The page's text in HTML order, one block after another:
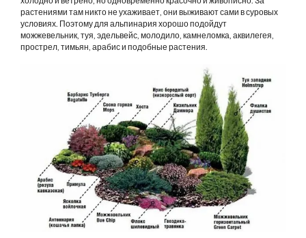
растениями там никто не ухаживает, они выживают сами в суровых
условиях. Поэтому для альпинария хорошо подойдут
можжевельник, туя, эдельвейс, молодило, камнеломка, аквилегея,
прострел, тимьян, арабис и подобные растения.